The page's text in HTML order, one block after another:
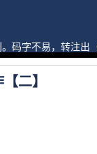
码字不易，转注出
二】